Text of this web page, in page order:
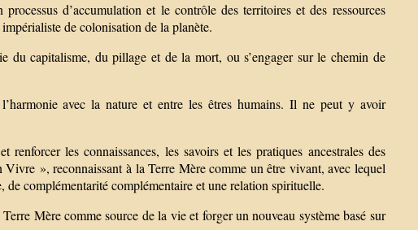
d’accumulation et le contrôle des territoires et des ressources
de colonisation de la planète.
du capitalisme, du pillage et de la mort, ou s’engager sur le chemin de
avec la nature et entre les êtres humains. Il ne peut y avoir
les connaissances, les savoirs et les pratiques ancestrales des
», reconnaissant à la Terre Mère comme un être vivant, avec lequel
complémentarité complémentaire et une relation spirituelle.
Mère comme source de la vie et forger un nouveau système basé sur